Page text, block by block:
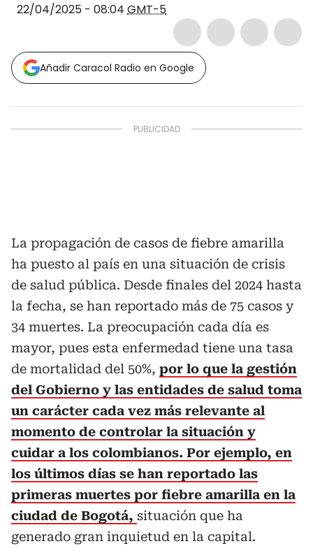
22/04/2025 - 08:04 GMT-5
Añadir Caracol Radio en Google
La propagación de casos de fiebre amarilla
ha puesto al país en una situación de crisis
de salud pública. Desde finales del 2024 hasta
la fecha, se han reportado más de 75 casos y
34 muertes. La preocupación cada día es
mayor, pues esta enfermedad tiene una tasa
de mortalidad del 50%, por lo que la gestión
del Gobierno y las entidades de salud toma
un carácter cada vez más relevante al
momento de controlar la situación y
cuidar a los colombianos. Por ejemplo, en
los últimos días se han reportado las
primeras muertes por fiebre amarilla en la
ciudad de Bogotá, situación que ha
generado gran inquietud en la capital.